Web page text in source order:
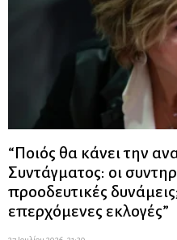
“Ποιός θα κάνει την
Συντάγματος: οι
προοδευτικές
επερχόμενες εκλογές”